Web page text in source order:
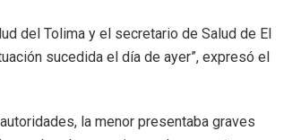
del Tolima y el secretario de Salud de El
sucedida el día de ayer”, expresó el
la menor presentaba graves